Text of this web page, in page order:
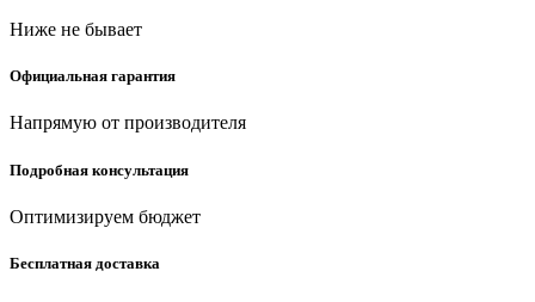
не
горение,
ПВХ,
Профессионал
2)
Ниже не бывает
Официальная гарантия
Напрямую от производителя
Подробная консультация
Оптимизируем бюджет
Бесплатная доставка